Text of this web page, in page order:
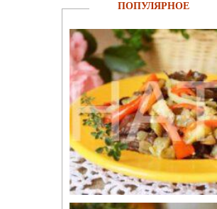
ПОПУЛЯРНОЕ